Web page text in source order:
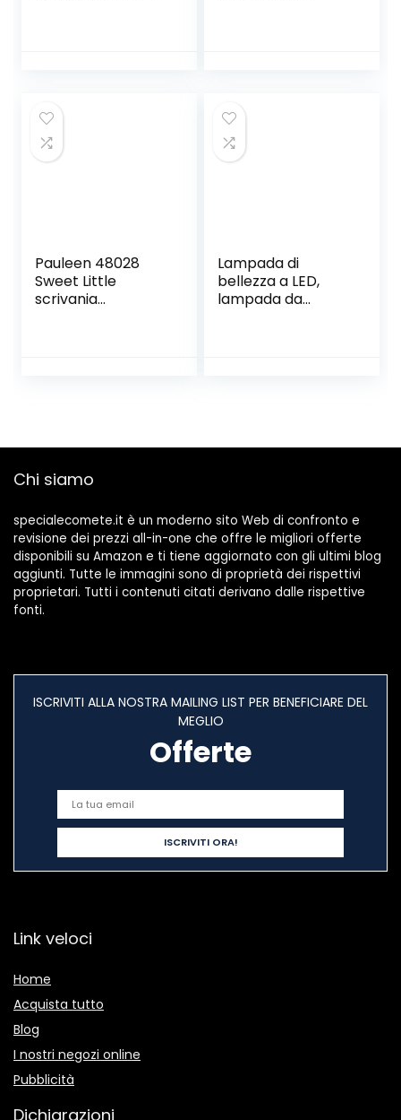
(Colore : D)
Pauleen 48028
Sweet Little
scrivania
Lampada di
bellezza a LED,
lampada da
tatuaggio
Chi siamo
specialecomete.it è un moderno sito Web di confronto e
revisione dei prezzi all-in-one che offre le migliori offerte
disponibili su Amazon e ti tiene aggiornato con gli ultimi blog
aggiunti. Tutte le immagini sono di proprietà dei rispettivi
proprietari. Tutti i contenuti citati derivano dalle rispettive
fonti.
ISCRIVITI ALLA NOSTRA MAILING LIST PER BENEFICIARE DEL
MEGLIO
Offerte
Link veloci
Home
Acquista tutto
Blog
I nostri negozi online
Pubblicità
Dichiarazioni